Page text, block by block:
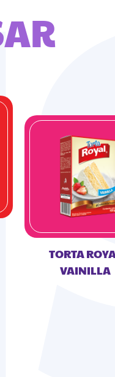
TORTA
VAINILLA